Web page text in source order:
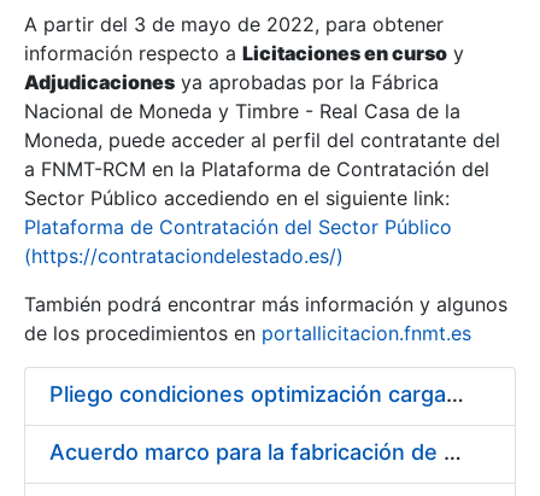
Erakutsi/Ezkutatu
Erakutsi/Ezkutatu
Erakutsi/Ezkutatu
Erakutsi/Ezkutatu
A partir del 3 de mayo de 2022, para obtener
información respecto a Licitaciones en curso y
Adjudicaciones ya aprobadas por la Fábrica
Nacional de Moneda y Timbre - Real Casa de la
Moneda, puede acceder al perfil del contratante del
a FNMT-RCM en la Plataforma de Contratación del
Sector Público accediendo en el siguiente link:
Plataforma de Contratación del Sector Público
(https://contrataciondelestado.es/)
También podrá encontrar más información y algunos
de los procedimientos en portallicitacion.fnmt.es
Pliego condiciones optimización cargas compras firmado
Acuerdo marco para la fabricación de piezas